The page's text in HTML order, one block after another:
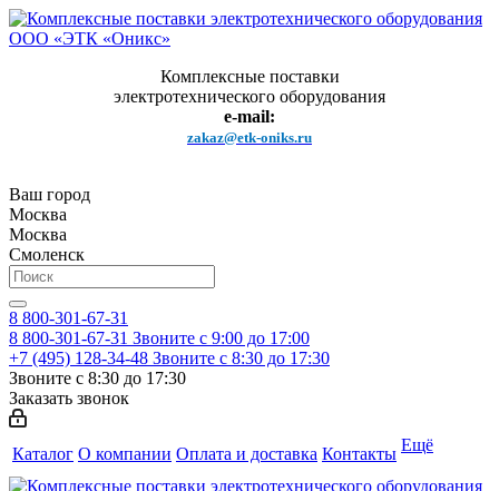
Комплексные поставки
электротехнического оборудования
e-mail:
zakaz@etk-oniks.ru
Ваш город
Москва
Москва
Смоленск
8 800-301-67-31
8 800-301-67-31 Звоните с 9:00 до 17:00
+7 (495) 128-34-48 Звоните с 8:30 до 17:30
Звоните с 8:30 до 17:30
Заказать звонок
Каталог О компании Оплата и доставка Контакты Ещё